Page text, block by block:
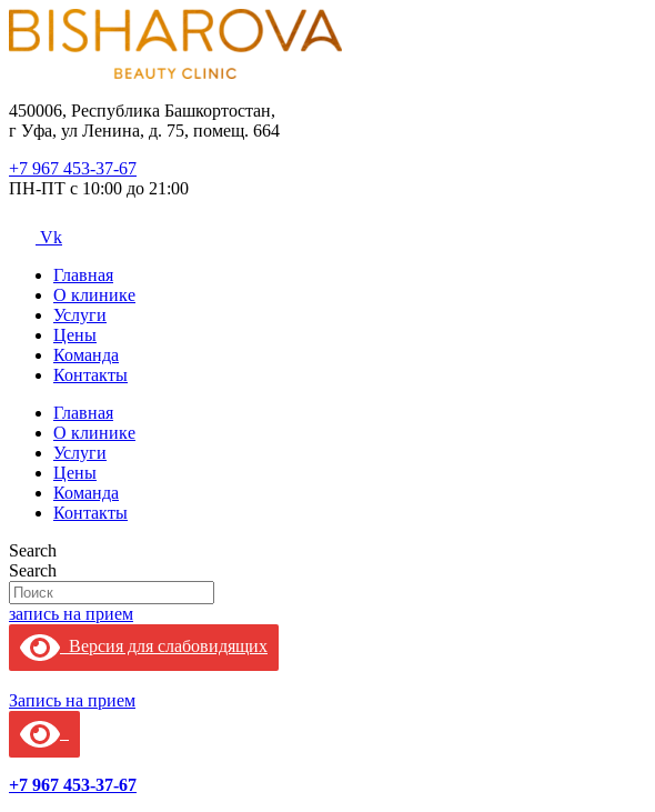
450006, Республика Башкортостан,
г Уфа, ул Ленина, д. 75, помещ. 664
+7 967 453-37-67
ПН-ПТ с 10:00 до 21:00
Vk
Главная
О клинике
Услуги
Цены
Команда
Контакты
Главная
О клинике
Услуги
Цены
Команда
Контакты
Search
Search
запись на прием
Версия для слабовидящих
Запись на прием
+7 967 453-37-67